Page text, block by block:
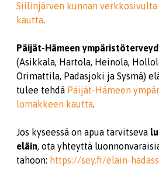
Siilinjärven kunnan
kautta.
Päijät-Hämeen
(Asikkala, Hartola, Heinola,
Orimattila, Padasjoki ja Sysmä)
tulee tehdä Päijät-Hämeen
lomakkeen kautta.
Jos kyseessä on apua tarvitseva
eläin, ota yhteyttä
tahoon: https://sey.fi/elain-